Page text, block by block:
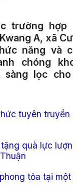
trường hợp
A, xã Cư
năng và
chóng
sàng lọc cho
tuyên truyền
quà lực
tỏa tại một